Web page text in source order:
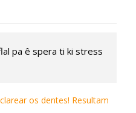
pa ê spera ti ki stress
os dentes! Resultam